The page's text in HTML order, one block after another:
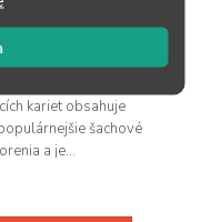
KOŠÍKA
kariet obsahuje
šachové
a je...